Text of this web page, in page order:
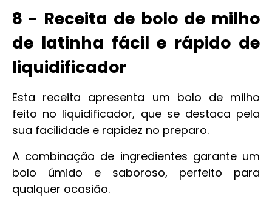
8 - Receita de bolo de milho
de latinha fácil e rápido de
liquidificador
Esta receita apresenta um bolo de milho
feito no liquidificador, que se destaca pela
sua facilidade e rapidez no preparo.
A combinação de ingredientes garante um
bolo úmido e saboroso, perfeito para
qualquer ocasião.